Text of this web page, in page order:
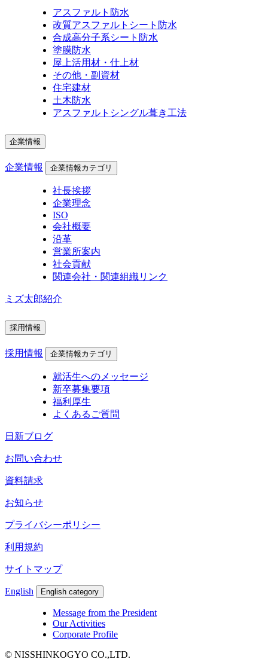
アスファルト防水
改質アスファルトシート防水
合成高分子系シート防水
塗膜防水
屋上活用材・仕上材
その他・副資材
住宅建材
土木防水
アスファルトシングル葺き工法
企業情報
企業情報 企業情報カテゴリ
社長挨拶
企業理念
ISO
会社概要
沿革
営業所案内
社会貢献
関連会社・関連組織リンク
ミズ太郎紹介
採用情報
採用情報 企業情報カテゴリ
就活生へのメッセージ
新卒募集要項
福利厚生
よくあるご質問
日新ブログ
お問い合わせ
資料請求
お知らせ
プライバシーポリシー
利用規約
サイトマップ
English English category
Message from the President
Our Activities
Corporate Profile
© NISSHINKOGYO CO.,LTD.